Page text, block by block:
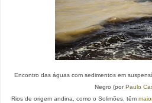
Encontro das águas com sedimentos em
Negro (porPaulo
Rios de origem andina, como o Solimões, têm